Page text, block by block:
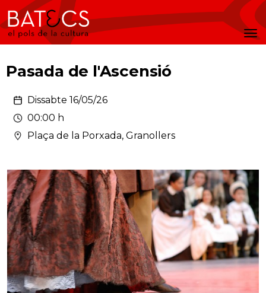
Batecs
Pasada de l'Ascensió
Dissabte 16/05/26
00:00 h
Plaça de la Porxada, Granollers